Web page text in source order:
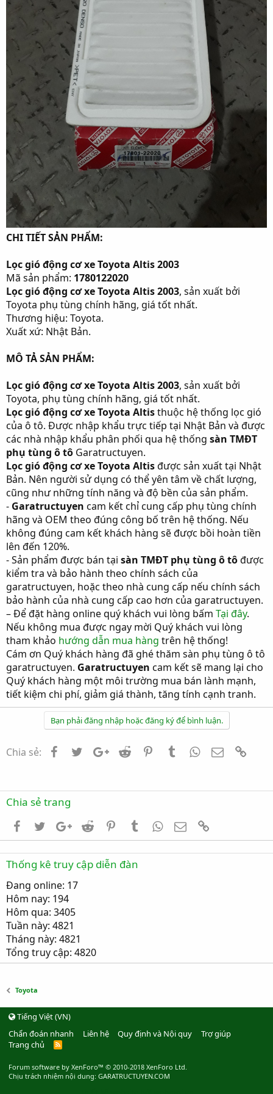
CHI TIẾT SẢN PHẨM:
Lọc gió động cơ xe Toyota Altis 2003
Mã sản phẩm: 1780122020
Lọc gió động cơ xe Toyota Altis 2003, sản xuất bởi
Toyota phụ tùng chính hãng, giá tốt nhất.
Thương hiệu: Toyota.
Xuất xứ: Nhật Bản.
MÔ TẢ SẢN PHẨM:
Lọc gió động cơ xe Toyota Altis 2003, sản xuất bởi
Toyota, phụ tùng chính hãng, giá tốt nhất.
Lọc gió động cơ xe Toyota Altisthuộc hệ thống lọc gió
của ô tô. Được nhập khẩu trực tiếp tại Nhật Bản và được
các nhà nhập khẩu phân phối qua hệ thống sàn TMĐT
phụ tùng ô tô Garatructuyen.
Lọc gió động cơ xe Toyota Altisđược sản xuất tại Nhật
Bản. Nên người sử dụng có thể yên tâm về chất lượng,
cũng như những tính năng và độ bền của sản phẩm.
- Garatructuyen cam kết chỉ cung cấp phụ tùng chính
hãng và OEM theo đúng công bố trên hệ thống. Nếu
không đúng cam kết khách hàng sẽ được bồi hoàn tiền
lên đến 120%.
- Sản phẩm được bán tại sàn TMĐT phụ tùng ô tôđược
kiểm tra và bảo hành theo chính sách của
garatructuyen, hoặc theo nhà cung cấp nếu chính sách
bảo hành của nhà cung cấp cao hơn của garatructuyen.
– Để đặt hàng online quý khách vui lòng bấm Tại đây.
Nếu không mua được ngay mời Quý khách vui lòng
tham khảo hướng dẫn mua hàng trên hệ thống!
Cám ơn Quý khách hàng đã ghé thăm sàn phụ tùng ô tô
garatructuyen. Garatructuyen cam kết sẽ mang lại cho
Quý khách hàng một môi trường mua bán lành mạnh,
tiết kiệm chi phí, giảm giá thành, tăng tính cạnh tranh.
Bạn phải đăng nhập hoặc đăng ký để bình luận.
Chia sẻ: FacebookTwitterGoogle+
Reddit PinterestTumblrWhatsApp
Email
Chia sẻ trang
FacebookTwitterGoogle+
Reddit PinterestTumblrWhatsApp
Email
Thống kê truy cập diễn đàn
Đang online: 17
Hôm nay: 194
Hôm qua: 3405
Tuần này: 4821
Tháng này: 4821
Tổng truy cập: 4820
Toyota
Tiếng Việt (VN)
Chẩn đoán nhanh
Liên hệ Quy định và Nội quy
Trợ giúp
Trang chủ
R
Forum software by XenForo™ © 2010-2018 XenForo Ltd.
Chịu trách nhiệm nội dung: GARATRUCTUYEN.COM